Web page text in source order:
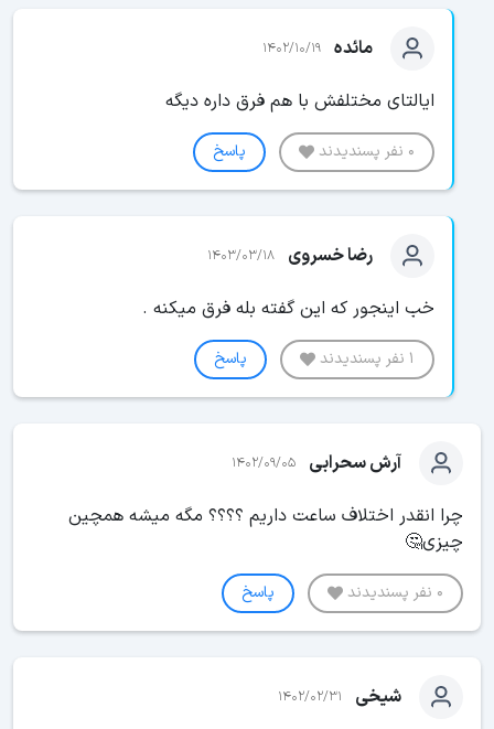
مائده 1402/10/19
ایالتای مختلفش با هم فرق داره دیگه
0 نفر پسندیدند پاسخ
رضا خسروی 1403/03/18
خب اینجور که این گفته بله فرق میکنه .
1 نفر پسندیدند پاسخ
آرش سحرابی 1402/09/05
چرا انقدر اختلاف ساعت داریم ؟؟؟؟ مگه میشه همچین
چیزی🤔
0 نفر پسندیدند پاسخ
شیخی 1402/02/31